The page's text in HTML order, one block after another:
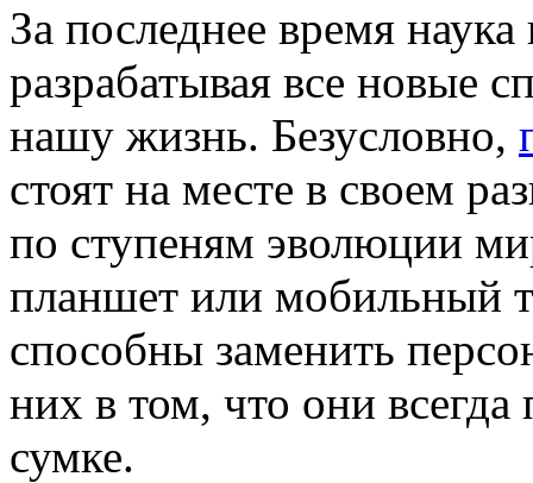
За последнее время
разрабатывая все новые
нашу жизнь. Безусловно,
стоят на месте в своем
по ступеням эволюции
планшет или мобильный
способны заменить
них в том, что они
сумке.